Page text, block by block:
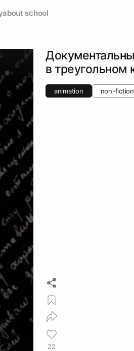
about school
в треугольном
animation non-
22